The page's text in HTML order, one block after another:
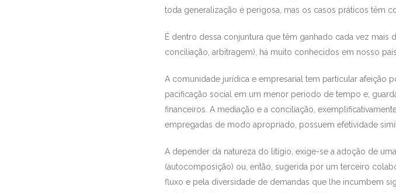
toda generalização é perigosa, mas os casos práticos têm
É dentro dessa conjuntura que têm ganhado cada vez
conciliação, arbitragem), há muito conhecidos em nosso país.
A comunidade jurídica e empresarial tem particular afeição
pacificação social em um menor período de tempo e,
financeiros. A mediação e a conciliação,
empregadas de modo apropriado, possuem efetividade
A depender da natureza do litígio, exige-se a adoção de
(autocomposição) ou, então, sugerida por um terceiro
fluxo e pela diversidade de demandas que lhe incumbem